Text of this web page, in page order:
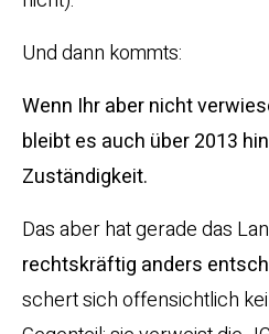
Und dann kommts:
Wenn Ihr aber nicht
bleibt es auch über 2013
Zuständigkeit.
Das aber hat gerade das
rechtskräftig anders
schert sich offensichtlich